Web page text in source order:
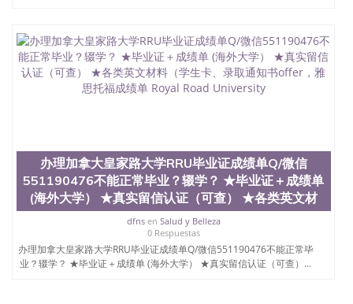
办理加拿大皇家路大学RRU毕业证成绩单Q/微信
551190476不能正常毕业？辍学？ ★毕业证＋成绩单
(海外大学） ★真实留信认证（可查） ★各类英文材
dfnsen Salud y Belleza
0 Respuestas
办理加拿大皇家路大学RRU毕业证成绩单Q/微信551190476不能正常毕
业？辍学？ ★毕业证＋成绩单 (海外大学） ★真实留信认证（可查）...